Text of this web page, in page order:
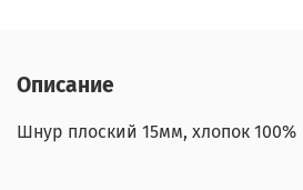
Описание
Шнур плоский 15мм, хлопок 100%